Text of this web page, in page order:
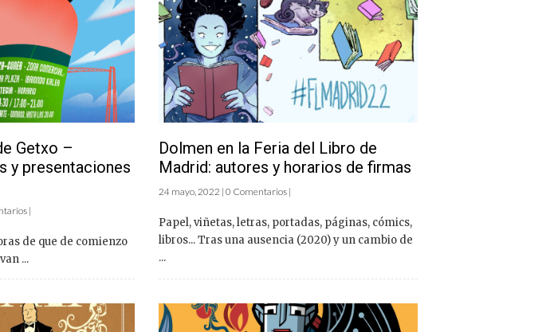
Getxo –
y presentaciones
|
de que de comienzo
...
Dolmen en la Feria del Libro de
Madrid: autores y horarios de firmas
24 mayo, 2022 | 0 Comentarios |
Papel, viñetas, letras, portadas, páginas, cómics,
libros... Tras una ausencia (2020) y un cambio de
...